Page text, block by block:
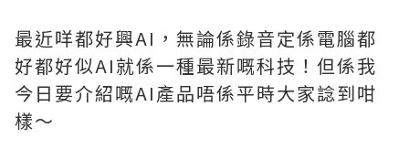
最近咩都好興AI，無論係錄音定係電腦都
好都好似AI就係一種最新嘅科技！但係我
今日要介紹嘅AI產品唔係平時大家諗到咁
樣～